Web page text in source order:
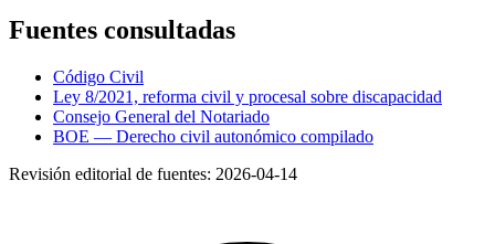
Fuentes consultadas
Código Civil
Ley 8/2021, reforma civil y procesal sobre discapacidad
Consejo General del Notariado
BOE — Derecho civil autonómico compilado
Revisión editorial de fuentes: 2026-04-14